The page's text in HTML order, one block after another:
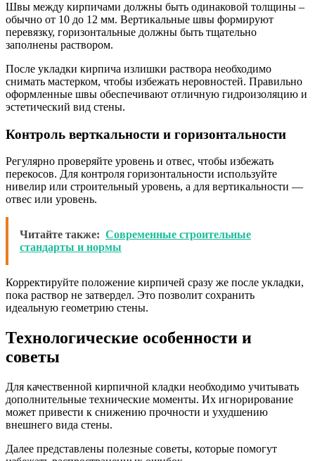
Швы между кирпичами должны быть одинаковой толщины –
обычно от 10 до 12 мм. Вертикальные швы формируют
перевязку, горизонтальные должны быть тщательно
заполнены раствором.
После укладки кирпича излишки раствора необходимо
снимать мастерком, чтобы избежать неровностей. Правильно
оформленные швы обеспечивают отличную гидроизоляцию и
эстетический вид стены.
Контроль верткальности и горизонтальности
Регулярно проверяйте уровень и отвес, чтобы избежать
перекосов. Для контроля горизонтальности используйте
нивелир или строительный уровень, а для вертикальности —
отвес или уровень.
Читайте также: Современные строительные
стандарты и нормы
Корректируйте положение кирпичей сразу же после укладки,
пока раствор не затвердел. Это позволит сохранить
идеальную геометрию стены.
Технологические особенности и
советы
Для качественной кирпичной кладки необходимо учитывать
дополнительные технические моменты. Их игнорирование
может привести к снижению прочности и ухудшению
внешнего вида стены.
Далее представлены полезные советы, которые помогут